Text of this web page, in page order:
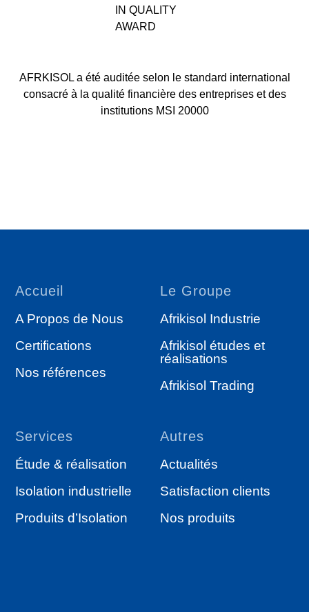
IN QUALITY
AWARD
AFRKISOL a été auditée selon le standard international
consacré à la qualité financière des entreprises et des
institutions MSI 20000
Accueil
A Propos de Nous
Certifications
Nos références
Le Groupe
Afrikisol Industrie
Afrikisol études et
réalisations
Afrikisol Trading
Services
Étude & réalisation
Isolation industrielle
Produits d’Isolation
Autres
Actualités
Satisfaction clients
Nos produits